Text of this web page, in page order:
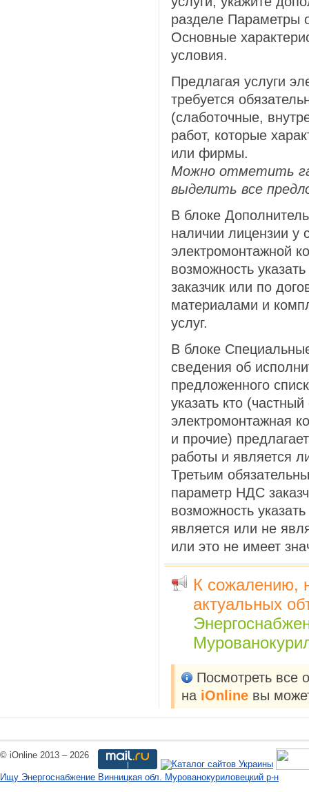
разделе Параметры
Основные
условия.
Предлагая услуги
требуется
(слаботочные,
работ, которые
или фирмы.
Можно отметить
выделить все
В блоке
наличии лицензии у
электромонтажной
возможность
заказчик или по
материалами и
услуг.
В блоке
сведения об
предложенного
указать кто
электромонтажная
и прочие)
работы и является
Третьим
параметр НДС
возможность
является или не
или это не имеет
К сожалению,
актуальных
Посмотреть все
на iOnline вы
© iOnline 2013 – 2026
Ищу Энергоснабжение Винницкая обл. Мурованокуриловецкий р-н